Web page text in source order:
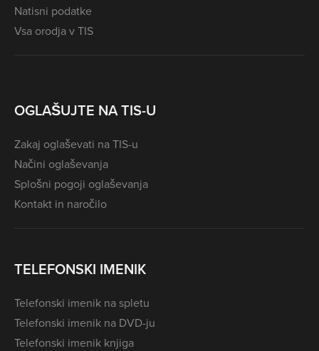
Natisni podatke
Vsa orodja v TIS
OGLAŠUJTE NA TIS-U
Zakaj oglaševati na TIS-u
Načini oglaševanja
Splošni pogoji oglaševanja
Kontakt in naročilo
TELEFONSKI IMENIK
Telefonski imenik na spletu
Telefonski imenik na DVD-ju
Telefonski imenik knjiga